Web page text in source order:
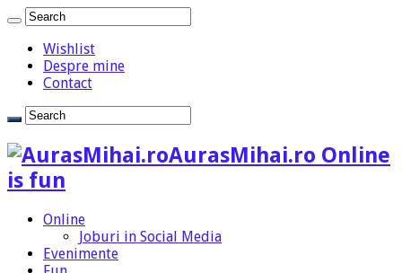
Wishlist
Despre mine
Contact
AurasMihai.ro Online
is fun
Online
Joburi in Social Media
Evenimente